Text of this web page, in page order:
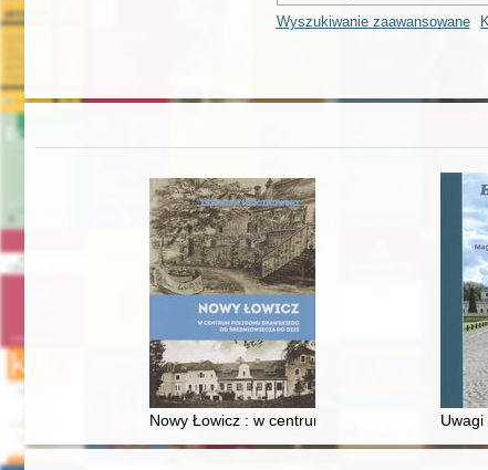
Wyszukiwanie zaawansowane
Nowy Łowicz : w centrum poligonu drawskiego
Uwagi